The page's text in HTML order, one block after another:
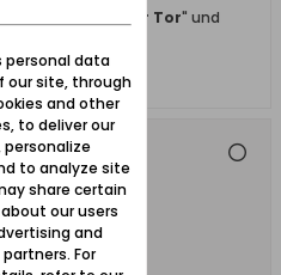
das " Langgarter Tor" und
personal data
our site, through
and other
to deliver our
personalize
to analyze site
share certain
our users
and
For